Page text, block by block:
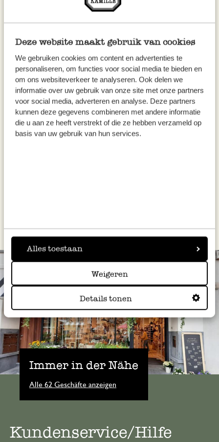
Deze website maakt gebruik van cookies
We gebruiken cookies om content en advertenties te
personaliseren, om functies voor social media te bieden en
om ons websiteverkeer te analyseren. Ook delen we
informatie over uw gebruik van onze site met onze partners
voor social media, adverteren en analyse. Deze partners
kunnen deze gegevens combineren met andere informatie
die u aan ze heeft verstrekt of die ze hebben verzameld op
basis van uw gebruik van hun services.
Alles toestaan
Weigeren
Details tonen
inkl. MwSt zzgl. Versandkosten inkl. MwSt zzgl. Versandkosten
Handreibe, Holzgriff, grob Minireibe, Edelstahl
Immer in der Nähe
Alle 62 Geschäfte anzeigen
Kundenservice/Hilfe